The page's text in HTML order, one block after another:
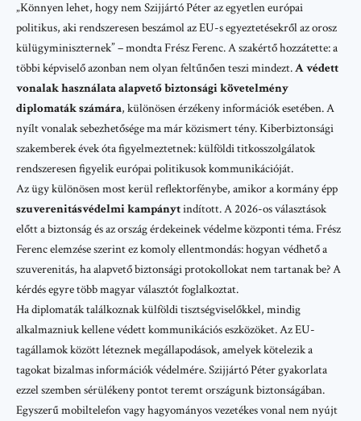
„Könnyen lehet, hogy nem Szijjártó Péter az egyetlen európai
politikus, aki rendszeresen beszámol az EU-s egyeztetésekről az orosz
külügyminiszternek” – mondta Frész Ferenc. A szakértő hozzátette: a
többi képviselő azonban nem olyan feltűnően teszi mindezt.A védett
vonalak használata alapvető biztonsági követelmény
diplomaták számára, különösen érzékeny információk esetében. A
nyílt vonalak sebezhetősége ma már közismert tény. Kiberbiztonsági
szakemberek évek óta figyelmeztetnek: külföldi titkosszolgálatok
rendszeresen figyelik európai politikusok kommunikációját.
Az ügy különösen most kerül reflektorfénybe, amikor a kormány épp
szuverenitásvédelmi kampánytindított. A2026-os választások
előtt a biztonság és az ország érdekeinek védelme központi téma. Frész
Ferenc elemzése szerint ez komoly ellentmondás: hogyan védhető a
szuverenitás, ha alapvető biztonsági protokollokat nem tartanak be? A
kérdés egyre több magyar választót foglalkoztat.
Ha diplomaták találkoznak külföldi tisztségviselőkkel, mindig
alkalmazniuk kellene védett kommunikációs eszközöket. Az EU-
tagállamok között léteznek megállapodások, amelyek kötelezik a
tagokat bizalmas információk védelmére. Szijjártó Péter gyakorlata
ezzel szemben sérülékeny pontot teremt országunk biztonságában.
Egyszerű mobiltelefon vagy hagyományos vezetékes vonal nem nyújt